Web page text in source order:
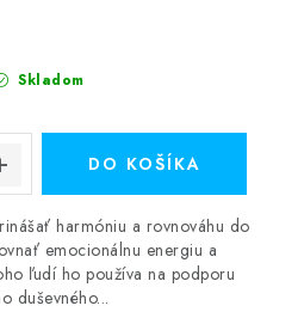
Skladom
DO KOŠÍKA
harmóniu a rovnováhu do
emocionálnu energiu a
ľudí ho používa na podporu
duševného...